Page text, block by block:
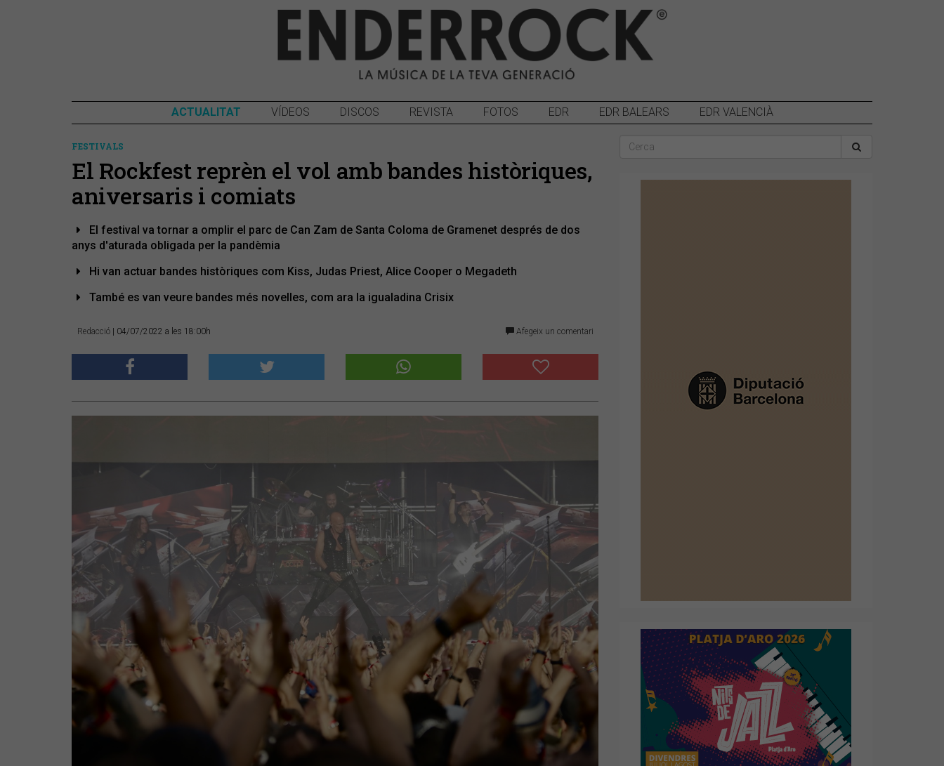
ACTUALITAT VÍDEOS DISCOS REVISTA FOTOS EDR EDR BALEARS EDR VALENCIÀ
FESTIVALS
El Rockfest reprèn el vol amb bandes històriques,
aniversaris i comiats
El festival va tornar a omplir el parc de Can Zam de Santa Coloma de Gramenet després de dos
anys d'aturada obligada per la pandèmia
Hi van actuar bandes històriques com Kiss, Judas Priest, Alice Cooper o Megadeth
També es van veure bandes més novelles, com ara la igualadina Crisix
Redacció | 04/07/2022 a les 18:00h Afegeix un comentari